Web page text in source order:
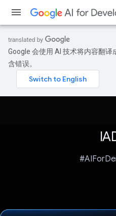
Google 会使用 AI 技术将内容翻
含错误。